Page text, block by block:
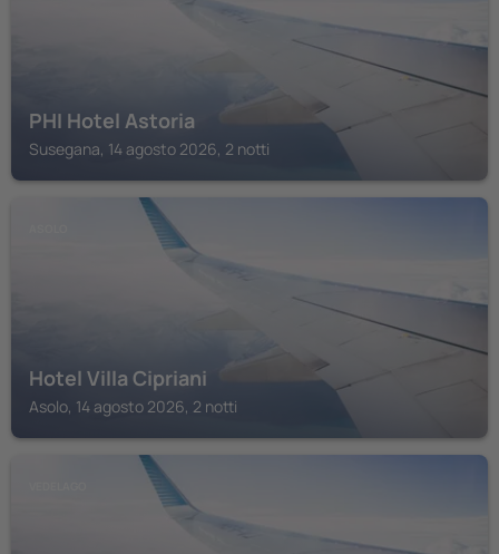
PHI Hotel Astoria
Susegana, 14 agosto 2026, 2 notti
Hotel Villa Cipriani
Asolo, 14 agosto 2026, 2 notti